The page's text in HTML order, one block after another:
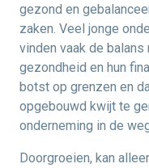
gezond en
zaken. Veel jonge
vinden vaak de
gezondheid en hun
botst op grenzen en
opgebouwd kwijt te
onderneming in de
Doorgroeien, kan